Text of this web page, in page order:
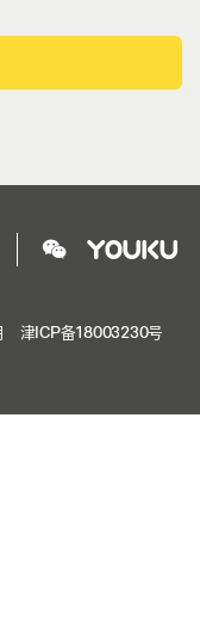
津ICP备18003230号